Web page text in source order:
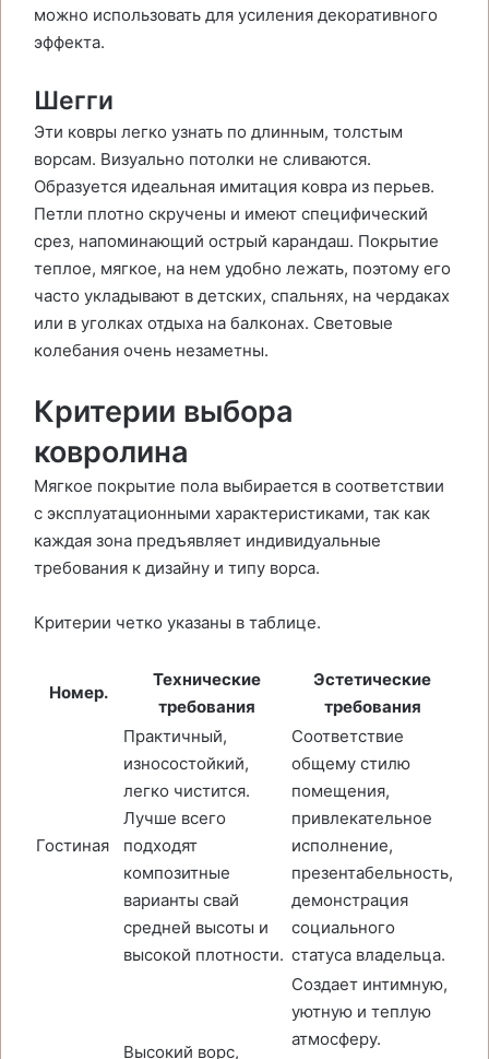
можно использовать для усиления декоративного
эффекта.
Шегги
Эти ковры легко узнать по длинным, толстым
ворсам. Визуально потолки не сливаются.
Образуется идеальная имитация ковра из перьев.
Петли плотно скручены и имеют специфический
срез, напоминающий острый карандаш. Покрытие
теплое, мягкое, на нем удобно лежать, поэтому его
часто укладывают в детских, спальнях, на чердаках
или в уголках отдыха на балконах. Световые
колебания очень незаметны.
Критерии выбора
ковролина
Мягкое покрытие пола выбирается в соответствии
с эксплуатационными характеристиками, так как
каждая зона предъявляет индивидуальные
требования к дизайну и типу ворса.
Критерии четко указаны в таблице.
Номер.
Технические
требования
Эстетические
требования
Гостиная
Практичный,
износостойкий,
легко чистится.
Лучше всего
подходят
композитные
варианты свай
средней высоты и
высокой плотности.
Соответствие
общему стилю
помещения,
привлекательное
исполнение,
презентабельность,
демонстрация
социального
статуса владельца.
Высокий ворс,
Создает интимную,
уютную и теплую
атмосферу.